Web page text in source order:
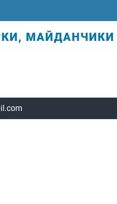
МАЙДАНЧИКИ